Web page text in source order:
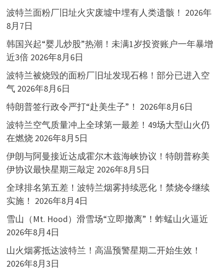
波特兰面粉厂旧址火灾废墟中埋有人类遗骸！ 2026年
8月7日
韩国兴起“婴儿炒股”热潮！未满1岁投资账户一年暴增
近3倍 2026年8月6日
波特兰被烧毁的面粉厂旧址发现石棉！部分已进入空
气 2026年8月6日
特朗普签行政令严打“赴美生子”！ 2026年8月6日
波特兰空气质量冲上全球第一最差！49场大型山火仍
在燃烧 2026年8月5日
伊朗与阿曼接近达成霍尔木兹海峡协议！特朗普称美
伊协议最快星期三敲定 2026年8月5日
全球排名第五差！波特兰烟雾持续恶化！禁烧令继续
实施！ 2026年8月4日
雪山（Mt. Hood）滑雪场“立即撤离”！蚱蜢山火逼近
2026年8月4日
山火烟雾抵达波特兰！高温预警星期二开始生效！
2026年8月3日